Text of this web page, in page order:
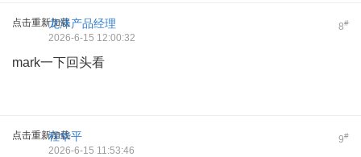
点击重新加载 8#
龙泽产品经理
2026-6-15 12:00:32
mark一下回头看
点击重新加载 9#
程华平
2026-6-15 11:53:46